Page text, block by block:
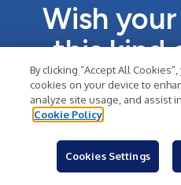
Wish
this kind
Sign Up
Learn About
By clicking “Accept All
cookies on your device to
analyze site usage, and assist
Cookie Policy
Cookies Settings